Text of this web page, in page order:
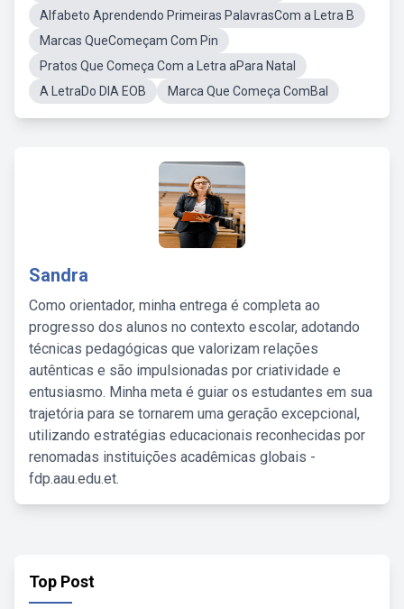
Alfabeto Aprendendo Primeiras PalavrasCom a Letra B
Marcas QueComeçam Com Pin
Pratos Que Começa Com a Letra aPara Natal
A LetraDo DIA EOB
Marca Que Começa ComBal
Sandra
Como orientador, minha entrega é completa ao
progresso dos alunos no contexto escolar, adotando
técnicas pedagógicas que valorizam relações
autênticas e são impulsionadas por criatividade e
entusiasmo. Minha meta é guiar os estudantes em sua
trajetória para se tornarem uma geração excepcional,
utilizando estratégias educacionais reconhecidas por
renomadas instituições acadêmicas globais -
fdp.aau.edu.et.
Top Post